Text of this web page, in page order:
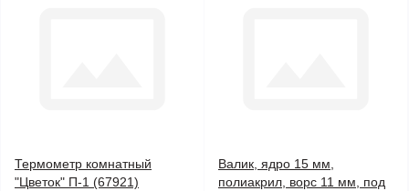
Термометр комнатный
"Цветок" П-1 (67921)
Валик, ядро 15 мм,
полиакрил, ворс 11 мм, под